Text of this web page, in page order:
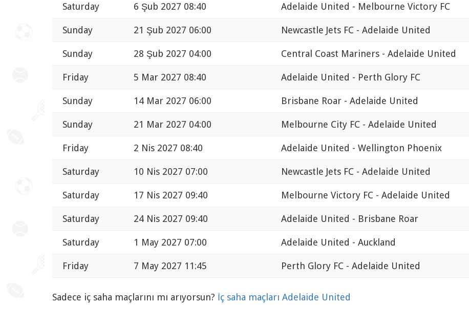
Saturday 6 Şub 2027 08:40 Adelaide United - Melbourne Victory FC
Sunday 21 Şub 2027 06:00 Newcastle Jets FC - Adelaide United
Sunday 28 Şub 2027 04:00 Central Coast Mariners - Adelaide United
Friday 5 Mar 2027 08:40 Adelaide United - Perth Glory FC
Sunday 14 Mar 2027 06:00 Brisbane Roar - Adelaide United
Sunday 21 Mar 2027 04:00 Melbourne City FC - Adelaide United
Friday 2 Nis 2027 08:40 Adelaide United - Wellington Phoenix
Saturday 10 Nis 2027 07:00 Newcastle Jets FC - Adelaide United
Saturday 17 Nis 2027 09:40 Melbourne Victory FC - Adelaide United
Saturday 24 Nis 2027 09:40 Adelaide United - Brisbane Roar
Saturday 1 May 2027 07:00 Adelaide United - Auckland
Friday 7 May 2027 11:45 Perth Glory FC - Adelaide United
Sadece iç saha maçlarını mı arıyorsun? İç saha maçları Adelaide United